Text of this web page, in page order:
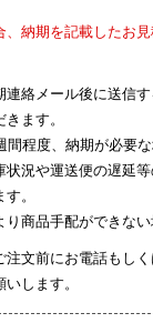
、納期を記載したお
絡メール後に送信
ます。
程度、納期が必要な
況や運送便の遅延
。
商品手配ができない
注文前にお電話もし
します。